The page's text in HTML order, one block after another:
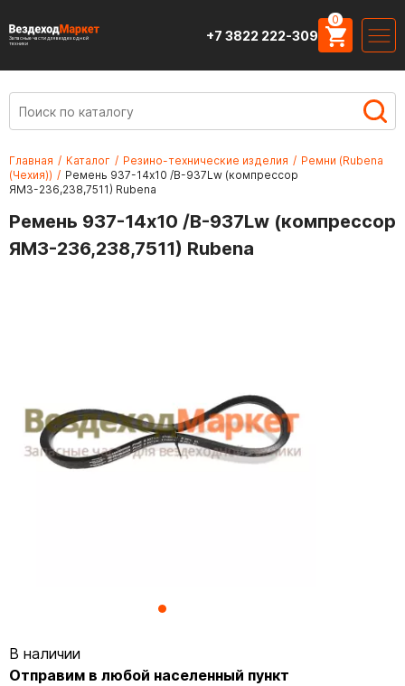
Запасные части для вездеходной
техники
+7 3822 222-309
0
Главная / Каталог / Резино-технические изделия / Ремни (Rubena
(Чехия)) / Ремень 937-14х10 /В-937Lw (компрессор
ЯМЗ-236,238,7511) Rubena
Ремень 937-14х10 /В-937Lw (компрессор
ЯМЗ-236,238,7511) Rubena
В наличии
Отправим в любой населенный пункт